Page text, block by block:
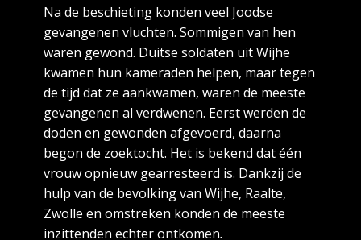
Na de beschieting konden veel Joodse
gevangenen vluchten. Sommigen van hen
waren gewond. Duitse soldaten uit Wijhe
kwamen hun kameraden helpen, maar tegen
de tijd dat ze aankwamen, waren de meeste
gevangenen al verdwenen. Eerst werden de
doden en gewonden afgevoerd, daarna
begon de zoektocht. Het is bekend dat één
vrouw opnieuw gearresteerd is. Dankzij de
hulp van de bevolking van Wijhe, Raalte,
Zwolle en omstreken konden de meeste
inzittenden echter ontkomen.